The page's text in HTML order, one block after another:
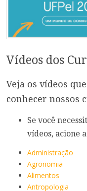
Vídeos dos
Veja os vídeos
conhecer nossos
Se você
vídeos, acione
Administração
Agronomia
Alimentos
Antropologia